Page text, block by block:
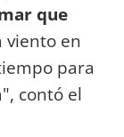
que
viento en
para
contó el